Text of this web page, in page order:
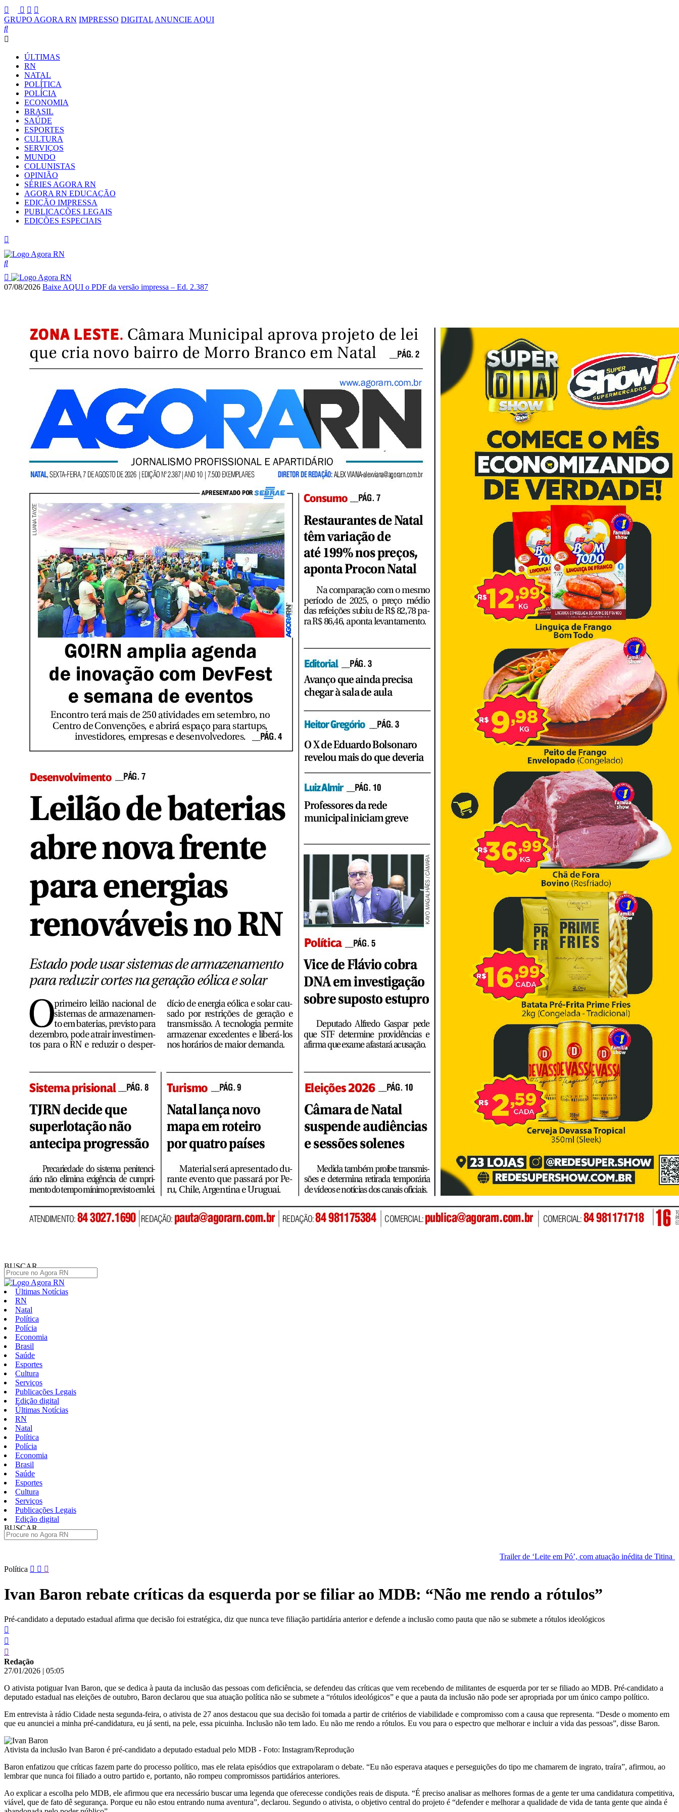
GRUPO AGORA RN IMPRESSO DIGITAL ANUNCIE AQUI
ÚLTIMAS
RN
NATAL
POLÍTICA
POLÍCIA
ECONOMIA
BRASIL
SAÚDE
ESPORTES
CULTURA
SERVIÇOS
MUNDO
COLUNISTAS
OPINIÃO
SÉRIES AGORA RN
AGORA RN EDUCAÇÃO
EDIÇÃO IMPRESSA
PUBLICAÇÕES LEGAIS
EDIÇÕES ESPECIAIS
07/08/2026 Baixe AQUI o PDF da versão impressa – Ed. 2.387
BUSCAR
Últimas Notícias
RN
Natal
Política
Polícia
Economia
Brasil
Saúde
Esportes
Cultura
Serviços
Publicações Legais
Edição digital
Últimas Notícias
RN
Natal
Política
Polícia
Economia
Brasil
Saúde
Esportes
Cultura
Serviços
Publicações Legais
Edição digital
BUSCAR
Trailer de ‘Leite em Pó’, com atuação inédita de Titina Medeiros, é
Pular
conteúdo
Política
Ivan Baron rebate críticas da esquerda por se filiar ao MDB: “Não me rendo a rótulos”
Pré-candidato a deputado estadual afirma que decisão foi estratégica, diz que nunca teve filiação partidária anterior e defende a inclusão como pauta que não se submete a rótulos ideológicos
Redação
27/01/2026 | 05:05
O ativista potiguar Ivan Baron, que se dedica à pauta da inclusão das pessoas com deficiência, se defendeu das críticas que vem recebendo de militantes de esquerda por ter se filiado ao MDB. Pré-candidato a
deputado estadual nas eleições de outubro, Baron declarou que sua atuação política não se submete a “rótulos ideológicos” e que a pauta da inclusão não pode ser apropriada por um único campo político.
Em entrevista à rádio Cidade nesta segunda-feira, o ativista de 27 anos destacou que sua decisão foi tomada a partir de critérios de viabilidade e compromisso com a causa que representa. “Desde o momento em
que eu anunciei a minha pré-candidatura, eu já senti, na pele, essa picuinha. Inclusão não tem lado. Eu não me rendo a rótulos. Eu vou para o espectro que melhorar e incluir a vida das pessoas”, disse Baron.
Ativista da inclusão Ivan Baron é pré-candidato a deputado estadual pelo MDB - Foto: Instagram/Reprodução
Baron enfatizou que críticas fazem parte do processo político, mas ele relata episódios que extrapolaram o debate. “Eu não esperava ataques e perseguições do tipo me chamarem de ingrato, traíra”, afirmou, ao
lembrar que nunca foi filiado a outro partido e, portanto, não rompeu compromissos partidários anteriores.
Ao explicar a escolha pelo MDB, ele afirmou que era necessário buscar uma legenda que oferecesse condições reais de disputa. “É preciso analisar as melhores formas de a gente ter uma candidatura competitiva,
viável, que de fato dê segurança. Porque eu não estou entrando numa aventura”, declarou. Segundo o ativista, o objetivo central do projeto é “defender e melhorar a qualidade de vida de tanta gente que ainda é